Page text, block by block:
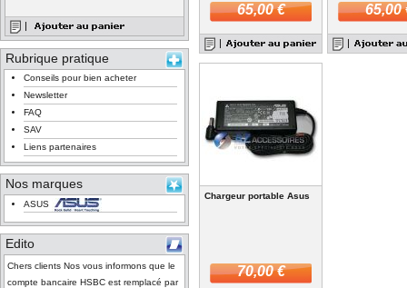
Rubrique pratique
Conseils pour bien acheter
Newsletter
FAQ
SAV
Liens partenaires
Nos marques
ASUS
Edito
Chers clients Nos vous informons que le
compte bancaire HSBC est remplacé par
65,00 € 65,00
Chargeur portable Asus
70,00 €